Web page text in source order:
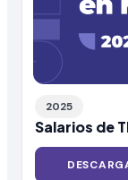
2025
Salarios de